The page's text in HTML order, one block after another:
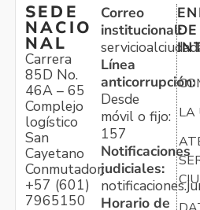
SEDE
NACIO
NAL
Carrera
85D No.
46A – 65
Complejo
logístico
San
Cayetano
Conmutador:
+57 (601)
7965150
Correo
institucional:
Línea
anticorrupción:
Desde
móvil o fijo:
157
Notificaciones
judiciales:
Horario de
DE
LA